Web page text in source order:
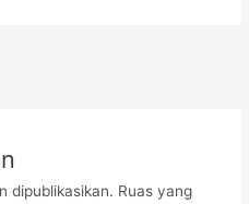
dipublikasikan. Ruas yang